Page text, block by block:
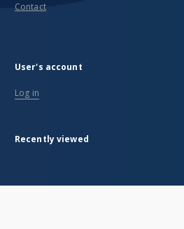
Contact
User's account
Log in
Recently viewed